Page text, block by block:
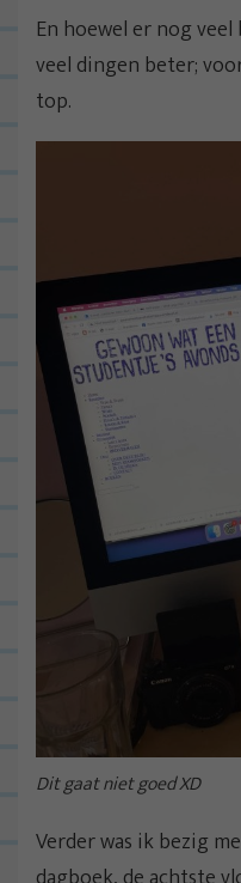
En hoewel er nog
veel dingen beter;
top.
Dit gaat niet goed XD
Verder was ik bezig